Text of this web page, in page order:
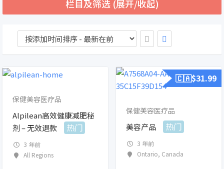
栏目及筛选 (展开/收起)
保健美容医疗品
Alpilean高效健康减肥秘
剂 – 无效退款
热门
3 年前
All Regions
🇨🇦$31.99
保健美容医疗品
美容产品 热门
3 年前
Ontario, Canada